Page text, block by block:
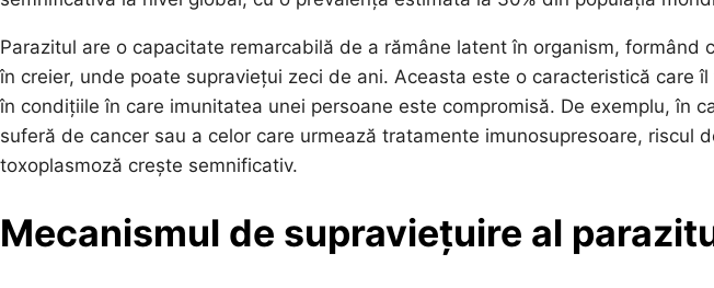
Parazitul are o capacitate remarcabilă de a rămâne latent în organism, formând
în creier, unde poate supraviețui zeci de ani. Aceasta este o caracteristică care
în condițiile în care imunitatea unei persoane este compromisă. De exemplu, în
suferă de cancer sau a celor care urmează tratamente imunosupresoare, riscul
toxoplasmoză crește semnificativ.
Mecanismul de supraviețuire al